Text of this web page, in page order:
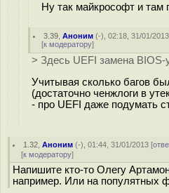
Ну так майкрософт и там
3.39 ,Аноним (-), 02:18, 31/01/
[к модератору]
> Здесь UEFI замена BIOS-
Учитывая сколько багов
(достаточно ченжлоги в
- про UEFI даже подумать
1.32 ,Аноним (-), 01:44, 31/01/2013 [
[к модератору]
Напишите кто-то Олегу
например. Или на популятных